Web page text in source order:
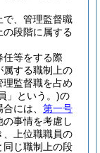
で、管理監督職
の段階に属する
任等をする際
属する職制上の
監督職を占め
」という。)の
には、 第一号
事情を考慮し
、上位職職員の
同じ職制上の段